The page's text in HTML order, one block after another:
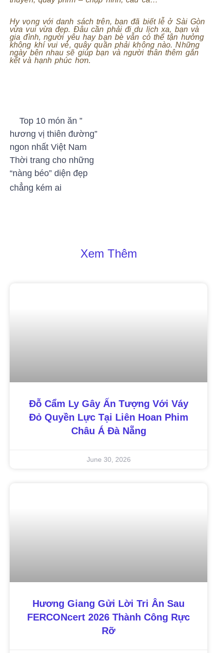
Hy vọng với danh sách trên, bạn đã biết lễ ở Sài Gòn
vừa vui vừa đẹp. Đâu cần phải đi du lịch xa, bạn và
gia đình, người yêu hay bạn bè vẫn có thể tận hưởng
không khí vui vẻ, quây quần phải không nào. Những
ngày bên nhau sẽ giúp bạn và người thân thêm gắn
kết và hạnh phúc hơn.
Top 10 món ăn ”
hương vị thiên đường”
ngon nhất Việt Nam
Thời trang cho những
“nàng béo” diện đẹp
chẳng kém ai
Xem Thêm
Đỗ Cẩm Ly Gây Ấn Tượng Với Váy
Đỏ Quyền Lực Tại Liên Hoan Phim
Châu Á Đà Nẵng
June 30, 2026
Hương Giang Gửi Lời Tri Ân Sau
FERCONcert 2026 Thành Công Rực
Rỡ